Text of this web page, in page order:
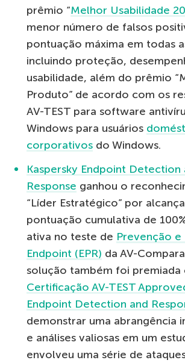
prêmio “Melhor Usabilidade
menor número de falsos
pontuação máxima em todas
incluindo proteção,
usabilidade, além do prêmio
Produto” de acordo com os
AV-TEST para software
Windows para usuários
corporativos do Windows.
Kaspersky Endpoint Detection
Response ganhou o
“Líder Estratégico” por
pontuação cumulativa de
ativa no teste de Prevenção e
Endpoint (EPR) da AV-
solução também foi premiada
Certificação AV-TEST
Endpoint Detection and
demonstrar uma abrangência
e análises valiosas em um
envolveu uma série de